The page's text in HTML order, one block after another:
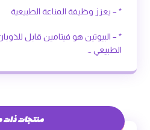
* – يعزز وظيفة المناعة الطبيعية
* – البيوتين هو فيتامين قابل
الطبيعي …
منتجات ذات